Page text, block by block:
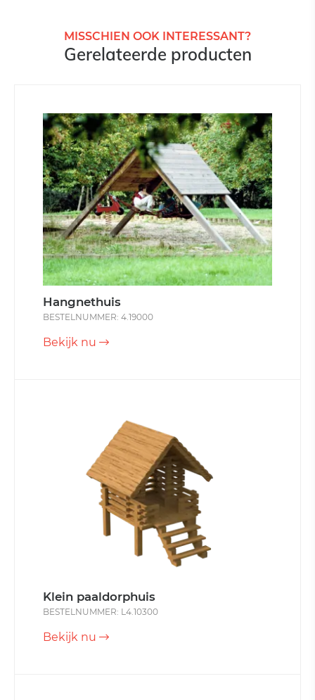
MISSCHIEN OOK INTERESSANT?
Gerelateerde producten
Hangnethuis
BESTELNUMMER: 4.19000
Bekijk nu
Klein paaldorphuis
BESTELNUMMER: L4.10300
Bekijk nu